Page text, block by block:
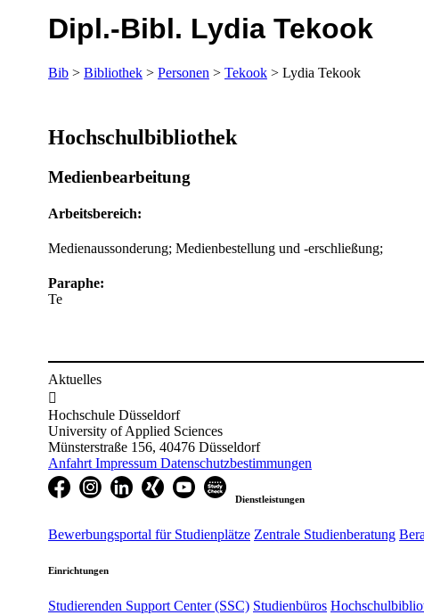
Dipl.-Bibl. Lydia Tekook
Bib > Bibliothek > Personen > Tekook > Lydia Tekook
Hochschulbibliothek
Medienbearbeitung
Arbeitsbereich:
Medienaussonderung; Medienbestellung und -erschließung;
Paraphe:
Te
Aktuelles

Hochschule Düsseldorf
University of Applied Sciences
Münsterstraße 156, 40476 Düsseldorf
Anfahrt Impressum Datenschutzbestimmungen
Dienstleistungen
Bewerbungsportal für Studienplätze Zentrale Studienberatung
Einrichtungen
Studierenden Support Center (SSC) Studienbüros